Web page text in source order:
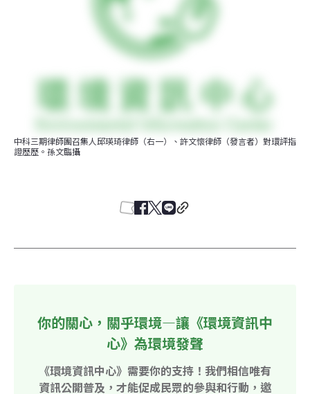
中科三期律師團召集人邱瑛琦律師（右一）、許文懷律師（發言者）對環評指
證歷歷。孫文臨攝
你的關心，關乎環境—讓《環境資訊中
心》為環境發聲
《環境資訊中心》需要你的支持！我們相信唯有
資訊公開普及，才能促成民眾的參與和行動，邀